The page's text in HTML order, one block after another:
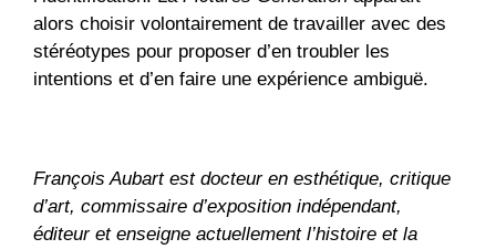
alors choisir volontairement de travailler avec des
stéréotypes pour proposer d’en troubler les
intentions et d’en faire une expérience ambiguë.
François Aubart est docteur en esthétique, critique
d’art, commissaire d’exposition indépendant,
éditeur et enseigne actuellement l’histoire et la